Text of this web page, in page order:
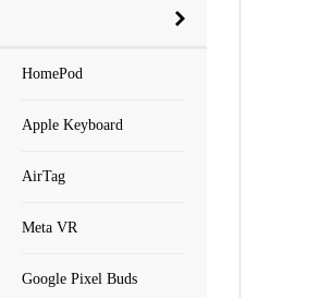
HomePod
Apple Keyboard
AirTag
Meta VR
Google Pixel Buds